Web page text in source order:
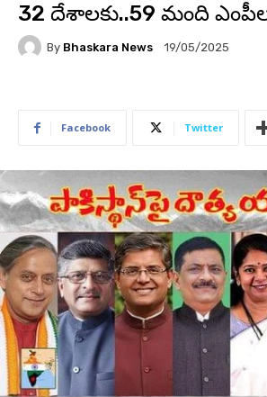
32 దేశాలకు..59 మంది
By Bhaskara News 19/05/2025
Facebook Twitter